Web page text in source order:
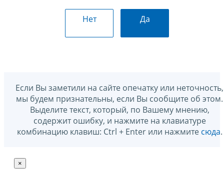
Нет Да
Если Вы заметили на сайте опечатку или неточность,
мы будем признательны, если Вы сообщите об этом.
Выделите текст, который, по Вашему мнению,
содержит ошибку, и нажмите на клавиатуре
комбинацию клавиш: Ctrl + Enter или нажмите сюда.
×